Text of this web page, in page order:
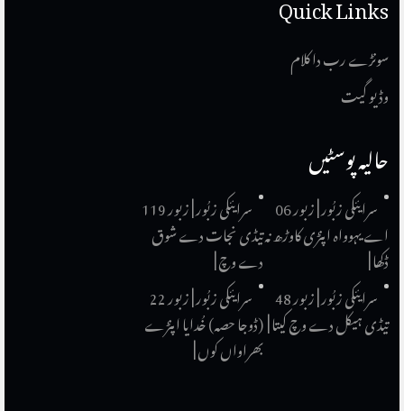
سونڑے رب دا کلام
وڈیو گیت
حالیہ پوسٹیں
سرایئکی زبُور | زبور 119
تیڈی نجات دے شوق
دے وچ |
سرایئکی زبُور | زبور 06
اے یہوواہ اپنڑی کاوڑھ نہ
ڈکھا |
سرایئکی زبُور | زبور 22
(ڈوجا حصہ) خُدایا اپنڑے
بھراواں کوں |
سرایئکی زبُور | زبور 48
تیڈی ہیکل دے وچ کیتا |